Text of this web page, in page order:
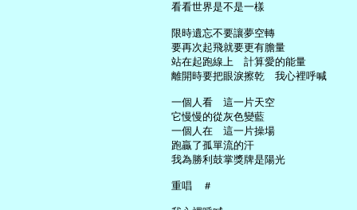
     看看世界是不是一樣
     限時遺忘不要讓夢空轉
     要再次起飛就要更有膽量
     站在起跑線上　計算愛的能量
     離開時要把眼淚擦乾　我心裡呼喊
     一個人看　這一片天空
     它慢慢的從灰色變藍
     一個人在　這一片操場
     跑贏了孤單流的汗
     我為勝利鼓掌獎牌是陽光
     重唱　＃